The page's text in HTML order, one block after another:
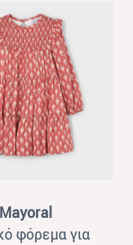
Mayoral
φόρεμα για